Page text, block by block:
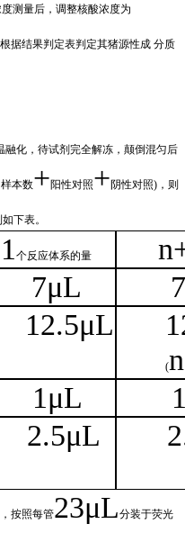
度测量后，调整核酸浓度为
据结果判定表判定其猪源性成 分质
融化，待试剂完全解冻，颠倒混匀后
样本数+阳性对照+阴性对照)，则
如下表。
1 个反应体系的量
7μL
12.5μL
(
1μL
2.5μL 2
按照每管23μL分装于荧光